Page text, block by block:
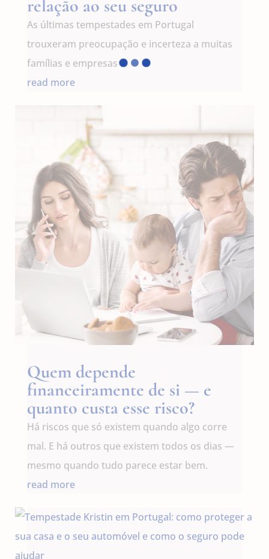
relação ao seu seguro
As últimas tempestades em Portugal
trouxeram preocupação e incerteza a muitas
famílias e empresas
read more
Quem depende
financeiramente de si — e
quanto custa esse risco?
Há riscos que só existem quando algo corre
mal. E há outros que existem todos os dias —
mesmo quando tudo parece estar bem.
read more